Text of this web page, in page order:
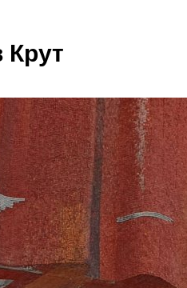
Крут